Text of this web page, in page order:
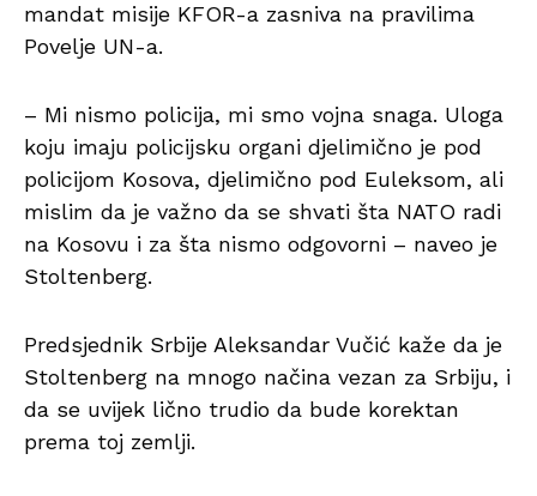
mandat misije KFOR-a zasniva na pravilima
Povelje UN-a.
– Mi nismo policija, mi smo vojna snaga. Uloga
koju imaju policijsku organi djelimično je pod
policijom Kosova, djelimično pod Euleksom, ali
mislim da je važno da se shvati šta NATO radi
na Kosovu i za šta nismo odgovorni – naveo je
Stoltenberg.
Predsjednik Srbije Aleksandar Vučić kaže da je
Stoltenberg na mnogo načina vezan za Srbiju, i
da se uvijek lično trudio da bude korektan
prema toj zemlji.